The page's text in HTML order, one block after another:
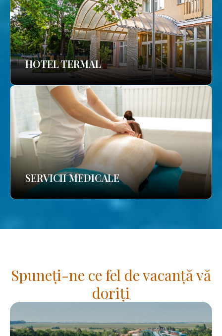
HOTEL TERMAL
SERVICII MEDICALE
Spuneți-ne ce fel de vacanță vă
doriți